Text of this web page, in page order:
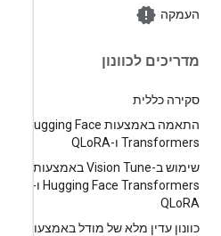
העמקה
מדריכים לכוונון
סקירה כללית
התאמה באמצעות Hugging Face
Transformers ו-QLo
RA
שימוש ב-Vision Tune באמצעות
Hugging Face Transformers ו-
QLoRA
כוונון עדין מלא של מודל באמצעות